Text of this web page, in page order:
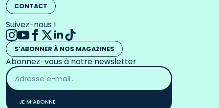
CONTACT
Suivez-nous !
S’ABONNER À NOS MAGAZINES
Abonnez-vous à notre newsletter
Adresse
email
*
JE M’ABONNE